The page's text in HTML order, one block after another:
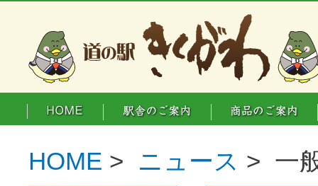
HOME > ニュース > 一